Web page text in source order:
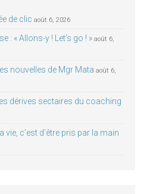
de clic août 6, 2026
: « Allons-y ! Let’s go ! » août 6,
nouvelles de Mgr Mata août 6,
dérives sectaires du coaching
vie, c’est d’être pris par la main